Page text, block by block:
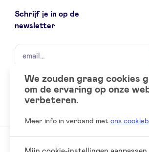
Schrijf je in op de
newsletter
naam
email
Social
accounts
LinkedIn
We zouden graag cookies
om de ervaring op onze
verbeteren.
Meer info in verband met ons